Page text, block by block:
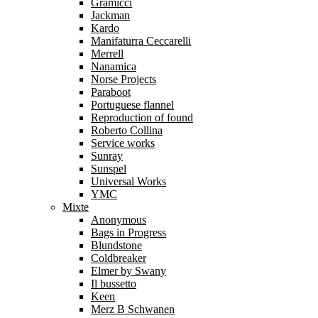
Gramicci
Jackman
Kardo
Manifaturra Ceccarelli
Merrell
Nanamica
Norse Projects
Paraboot
Portuguese flannel
Reproduction of found
Roberto Collina
Service works
Sunray
Sunspel
Universal Works
YMC
Mixte
Anonymous
Bags in Progress
Blundstone
Coldbreaker
Elmer by Swany
Il bussetto
Keen
Merz B Schwanen